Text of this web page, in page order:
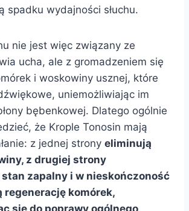
spadku wydajności słuchu.
nie jest więc związany ze
ucha, ale z gromadzeniem się
i woskowiny usznej, które
uniemożliwiając im
bębenkowej. Dlatego ogólnie
że Krople Tonosin mają
z jednej strony eliminują
z drugiej strony
zapalny i w nieskończoność
regenerację komórek,
się do poprawy ogólnego